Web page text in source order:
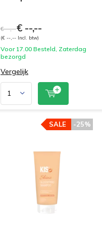
€ --,--€ --,--
(€ --,-- Incl. btw)
Voor 17.00 Besteld, Zaterdag
bezorgd
Vergelijk
-25%
SALE